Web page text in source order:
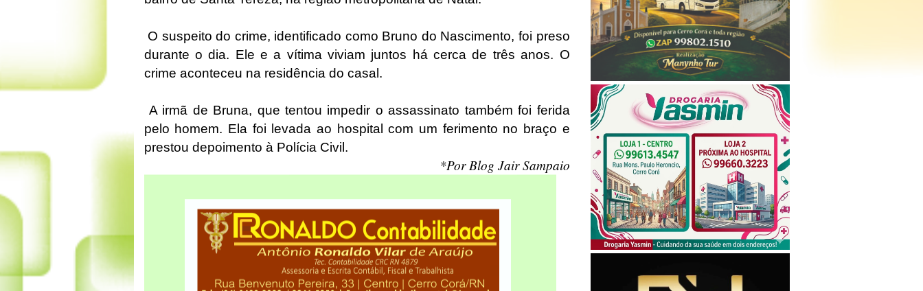
O suspeito do crime, identificado como Bruno do Nascimento, foi preso
durante o dia. Ele e a vítima viviam juntos há cerca de três anos. O
crime aconteceu na residência do casal.
A irmã de Bruna, que tentou impedir o assassinato também foi ferida
pelo homem. Ela foi levada ao hospital com um ferimento no braço e
prestou depoimento à Polícia Civil.
*Por Blog Jair Sampaio